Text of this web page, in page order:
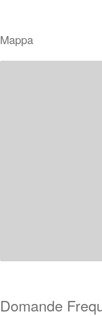
Mappa
Domande